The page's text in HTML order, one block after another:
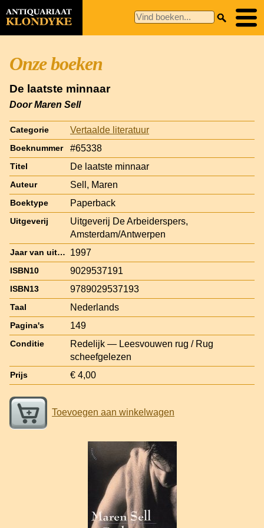
Onze boeken
De laatste minnaar
Door Maren Sell
Categorie Vertaalde literatuur
Boeknummer #65338
Titel De laatste minnaar
Auteur Sell, Maren
Boektype Paperback
Uitgeverij
Uitgeverij De Arbeiderspers,
Amsterdam/Antwerpen
Jaar van uitgave 1997
ISBN10 9029537191
ISBN13 9789029537193
Taal Nederlands
Pagina's 149
Conditie
Redelijk — Leesvouwen rug / Rug
scheefgelezen
Prijs € 4,00
Toevoegen aan winkelwagen